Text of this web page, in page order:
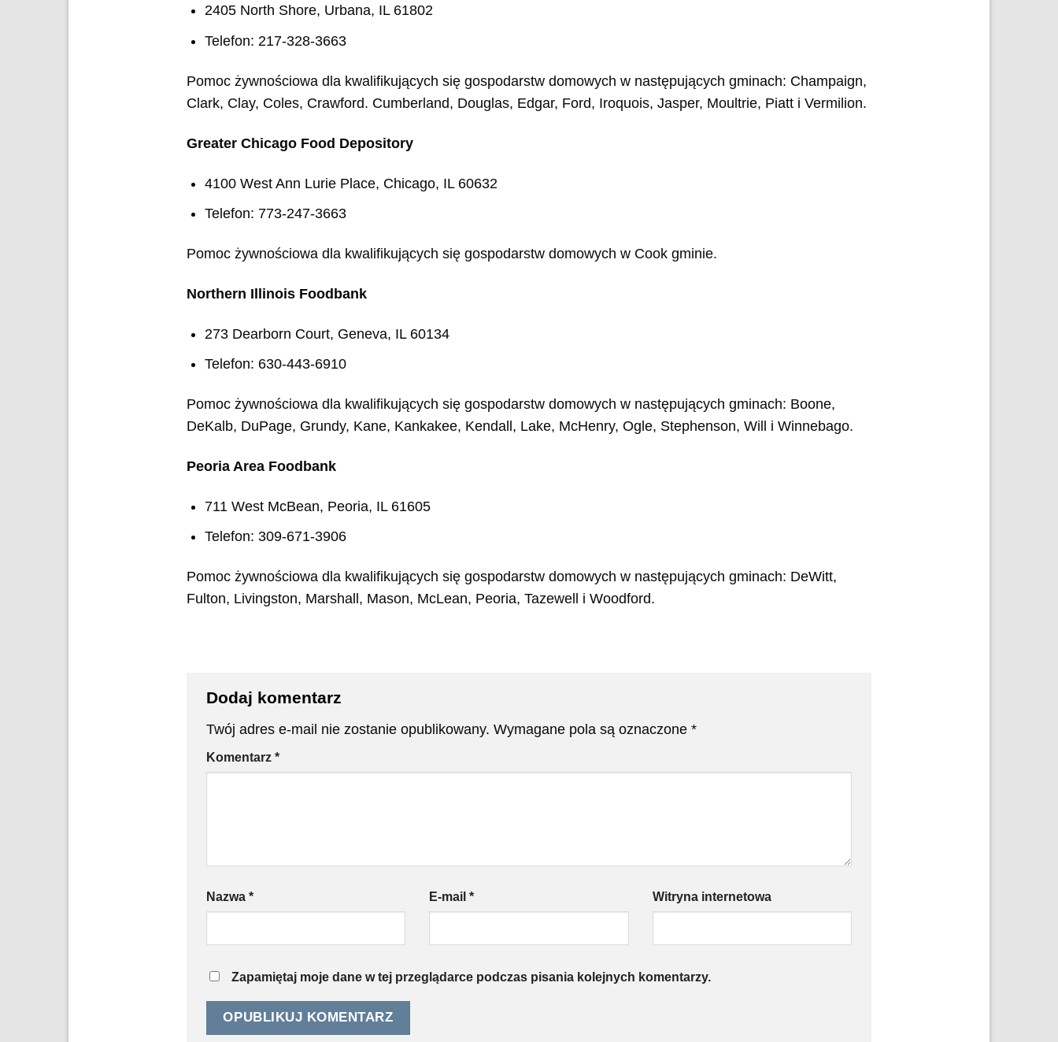
2405 North Shore, Urbana, IL 61802
Telefon: 217-328-3663
Pomoc żywnościowa dla kwalifikujących się gospodarstw domowych w następujących gminach: Champaign,
Clark, Clay, Coles, Crawford. Cumberland, Douglas, Edgar, Ford, Iroquois, Jasper, Moultrie, Piatt i Vermilion.
Greater Chicago Food Depository
4100 West Ann Lurie Place, Chicago, IL 60632
Telefon: 773-247-3663
Pomoc żywnościowa dla kwalifikujących się gospodarstw domowych w Cook gminie.
Northern Illinois Foodbank
273 Dearborn Court, Geneva, IL 60134
Telefon: 630-443-6910
Pomoc żywnościowa dla kwalifikujących się gospodarstw domowych w następujących gminach: Boone,
DeKalb, DuPage, Grundy, Kane, Kankakee, Kendall, Lake, McHenry, Ogle, Stephenson, Will i Winnebago.
Peoria Area Foodbank
711 West McBean, Peoria, IL 61605
Telefon: 309-671-3906
Pomoc żywnościowa dla kwalifikujących się gospodarstw domowych w następujących gminach: DeWitt,
Fulton, Livingston, Marshall, Mason, McLean, Peoria, Tazewell i Woodford.
Dodaj komentarz
Twój adres e-mail nie zostanie opublikowany. Wymagane pola są oznaczone *
Komentarz *
Nazwa * E-mail* Witryna internetowa
Zapamiętaj moje dane w tej przeglądarce podczas pisania kolejnych komentarzy.